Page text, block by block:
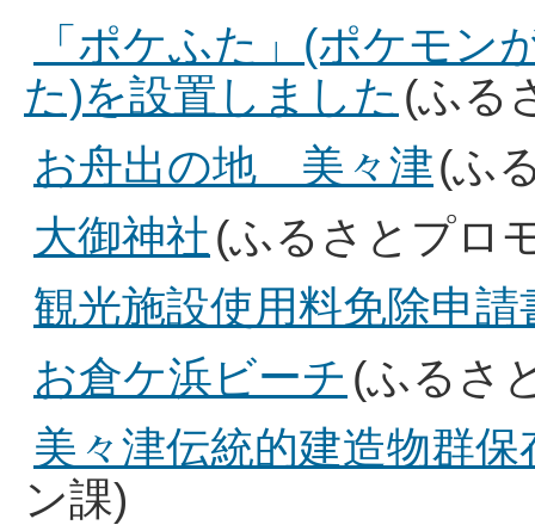
「ポケふた」(ポケモ
た)を設置しました (ふる
お舟出の地 美々津(ふ
大御神社(ふるさとプロ
観光施設使用料免除申請
お倉ケ浜ビーチ (ふるさ
美々津伝統的建造物群保
ン課)